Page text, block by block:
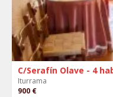
C/Serafín Olave - 4
Iturrama
900 €